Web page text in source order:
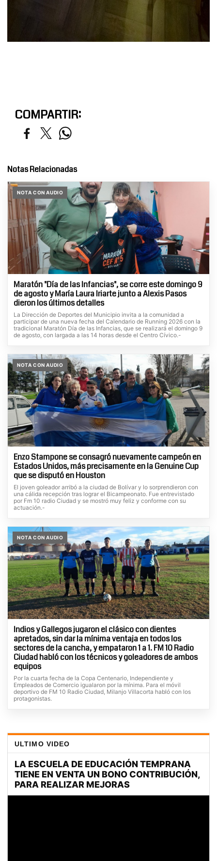
COMPARTIR:
Notas Relacionadas
NOTA CON AUDIO
Maratón "Día de las Infancias", se corre este domingo 9
de agosto y María Laura Iriarte junto a Alexis Pasos
dieron los últimos detalles
La Dirección de Deportes del Municipio invita a la comunidad a
participar de una nueva fecha del Calendario de Running 2026 con la
tradicional Maratón Día de las Infancias, que se realizará el domingo 9
de agosto, con largada a las 14 horas desde el Centro Cívico.-
NOTA CON AUDIO
Enzo Stampone se consagró nuevamente campeón en
Estados Unidos, más precisamente en la Genuine Cup
que se disputó en Houston
El joven goleador arribó a la ciudad de Bolívar y lo sorprendieron con
una cálida recepción tras lograr el Bicampeonato. Fue entrevistado
por Fm 10 radio Ciudad y se mostró muy feliz y conforme con su
actuación.-
NOTA CON AUDIO
Indios y Gallegos jugaron el clásico con dientes
apretados, sin dar la mínima ventaja en todos los
sectores de la cancha, y empataron 1 a 1. FM 10 Radio
Ciudad habló con los técnicos y goleadores de ambos
equipos
Por la cuarta fecha de la Copa Centenario, Independiente y
Empleados de Comercio igualaron por la mínima. Para el móvil
deportivo de FM 10 Radio Ciudad, Milanjo Villacorta habló con los
protagonistas.
ULTIMO VIDEO